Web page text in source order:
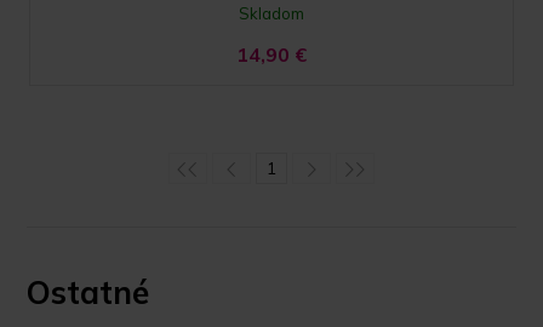
Skladom
14,90 €
1
Ostatné